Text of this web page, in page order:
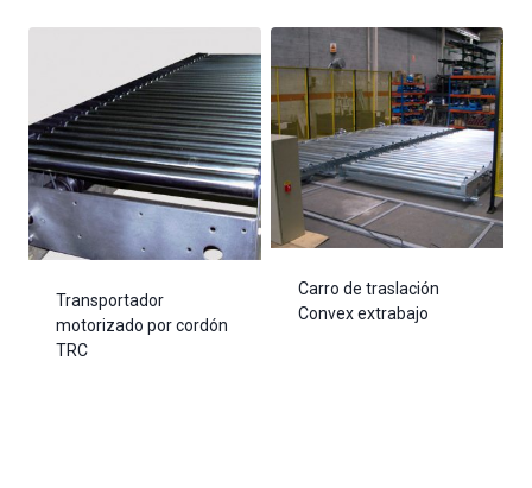
Transportador
motorizado por cordón
TRC
Carro de traslación
Convex extrabajo